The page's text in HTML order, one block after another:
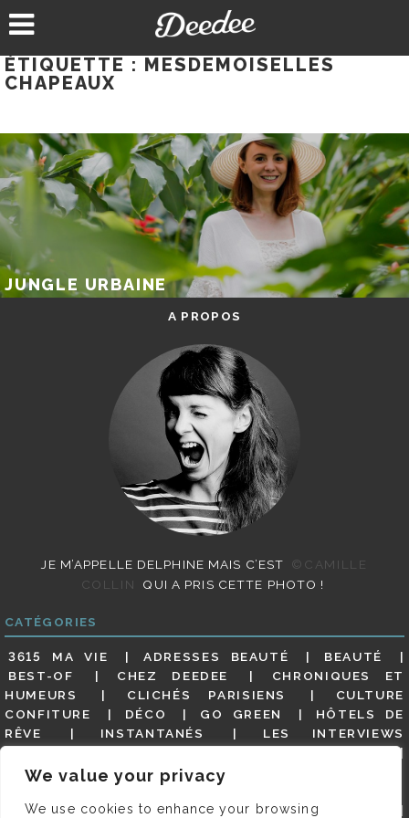
We value your privacy
We use cookies to enhance your browsing
au
ÉTIQUETTE : MESDEMOISELLES
CHAPEAUX
JUNGLE URBAINE
A PROPOS
JE M’APPELLE DELPHINE MAIS C’EST
©CAMILLE
COLLIN
QUI A PRIS CETTE PHOTO !
CATÉGORIES
3615 MA VIE ADRESSES BEAUTÉ
BEAUTÉ
BEST-OF
CHEZ DEEDEE
CHRONIQUES ET
HUMEURS
CLICHÉS PARISIENS
CULTURE
CONFITURE
DÉCO GO GREEN
HÔTELS DE
RÊVE
INSTANTANÉS
LES INTERVIEWS
MES ADRESSES
MODE NON CLASSÉ
GUIDE
PARIS EN PHOTOS RESTAURANTS